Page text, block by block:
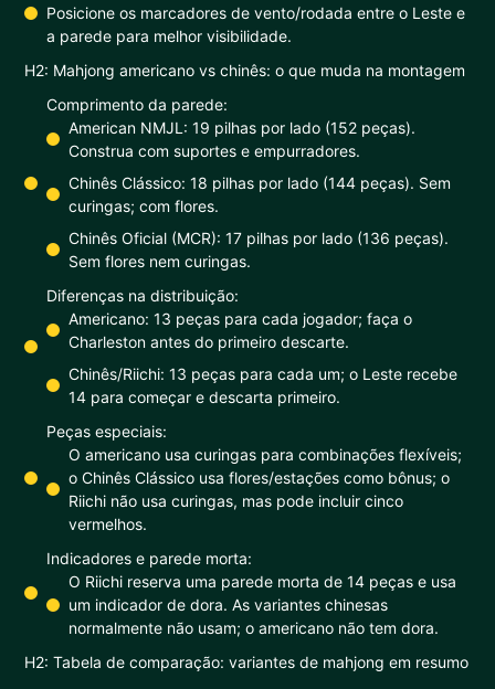
Posicione os marcadores de vento/rodada entre o Leste e
a parede para melhor visibilidade.
H2: Mahjong americano vs chinês: o que muda na montagem
Comprimento da parede:
American NMJL: 19 pilhas por lado (152 peças).
Construa com suportes e empurradores.
Chinês Clássico: 18 pilhas por lado (144 peças). Sem
curingas; com flores.
Chinês Oficial (MCR): 17 pilhas por lado (136 peças).
Sem flores nem curingas.
Diferenças na distribuição:
Americano: 13 peças para cada jogador; faça o
Charleston antes do primeiro descarte.
Chinês/Riichi: 13 peças para cada um; o Leste recebe
14 para começar e descarta primeiro.
Peças especiais:
O americano usa curingas para combinações flexíveis;
o Chinês Clássico usa flores/estações como bônus; o
Riichi não usa curingas, mas pode incluir cinco
vermelhos.
Indicadores e parede morta:
O Riichi reserva uma parede morta de 14 peças e usa
um indicador de dora. As variantes chinesas
normalmente não usam; o americano não tem dora.
H2: Tabela de comparação: variantes de mahjong em resumo